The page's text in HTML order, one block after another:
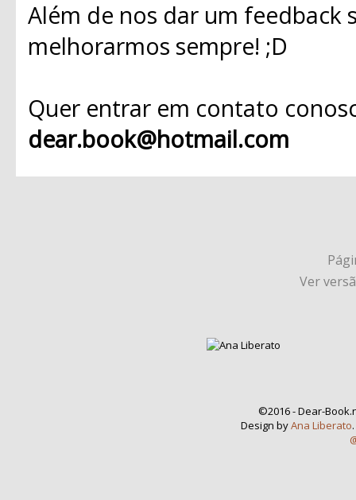
Além de nos dar um
melhorarmos sempre! ;D
Quer entrar em contato
dear.book@hotmail.com
Ver
©2016 - Dear-
Design byAna Liberato